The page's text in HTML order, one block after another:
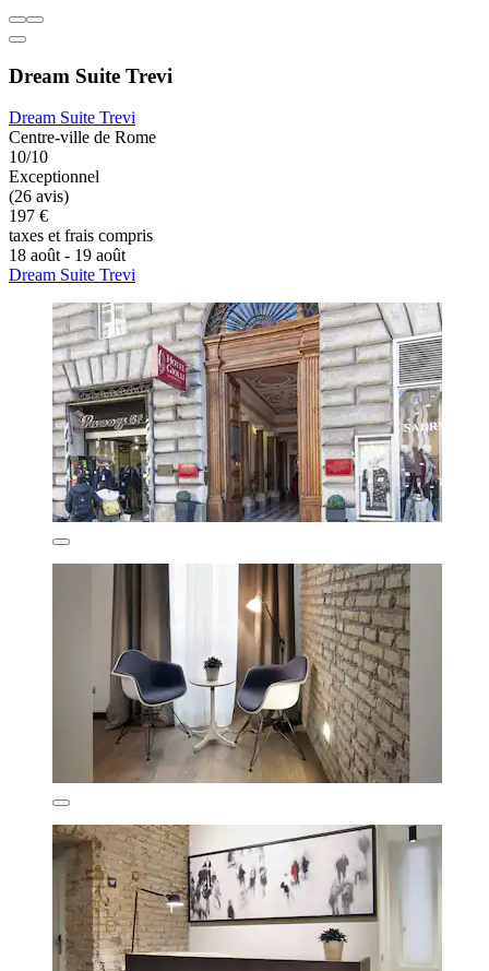
Dream Suite Trevi
Dream Suite Trevi
Centre-ville de Rome
10/10
Exceptionnel
(26 avis)
197 €
taxes et frais compris
18 août - 19 août
Dream Suite Trevi